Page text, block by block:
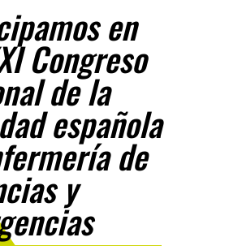
en
Congreso
de la
española
de
y